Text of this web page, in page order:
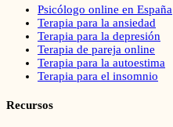
Psicólogo online en España
Terapia para la ansiedad
Terapia para la depresión
Terapia de pareja online
Terapia para la autoestima
Terapia para el insomnio
Recursos